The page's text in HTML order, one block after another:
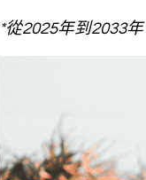
*從2025年到2033